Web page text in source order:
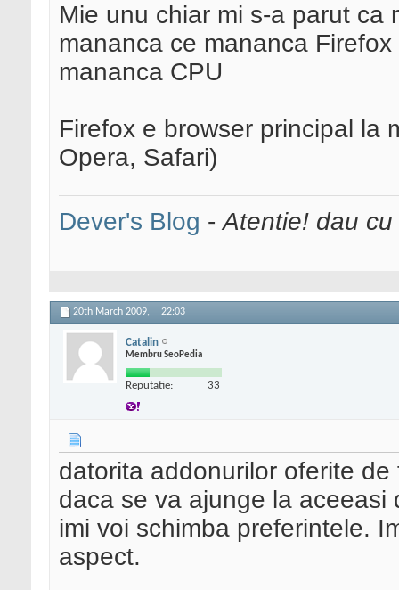
Mie unu chiar mi s-a parut ca
mananca ce mananca Firefox
mananca CPU
Firefox e browser principal la
Opera, Safari)
Dever's Blog -Atentie! dau
20th March 2009, 22:03
Catalin
Membru SeoPedia
Reputatie: 33
datorita addonurilor oferite
daca se va ajunge la
imi voi schimba preferintele.
aspect.